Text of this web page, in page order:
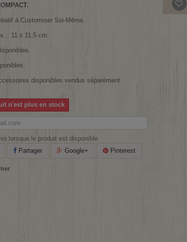
à Customiser Soi-Même.
: 11 x 11,5 cm.
disponibles vendus séparément.
n'est plus en stock
lorsque le produit est disponible
Partager Google+ Pinterest